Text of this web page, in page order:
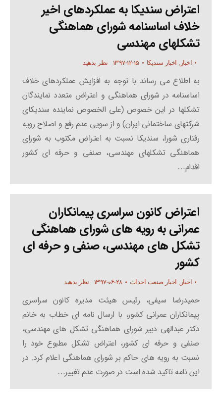
اعتراض سندیکا به عملکردهای اخیر
خلاف اساسنامه شورای هماهنگی
تشکلهای مهندسی
اخبار , اخبار سندیکا ۱۳۹۷-۱۲-۱۵ نظر بدهید
به اطلاع می رساند با توجه به افزایش عملکردهای خلاف
اساسنامه در شورای هماهنگی و اعتراض متعدد نمایندگان
تشکلها در این خصوص (علی الخصوص نماینده سندیکای
شرکتهای ساختمانی ایران) و از سویی عدم رفع و اصلاح رویه
رفتاری شورا، سندیکا نسبت به اعتراض مکتوب به شورای
هماهنگی تشکلهای مهندسی، صنفی و حرفه ای کشور
اقدام…
اعتراض کانون سراسری پیمانکاران
عمرانی به رویه های شورای هماهنگی
تشکل های مهندسی، صنفی و حرفه ای
کشور
اخبار , اخبار صنعت احداث ۱۳۹۷-۰۶-۲۸ نظر بدهید
حمیدرضا سیفی، رئیس هیئت مدیره کانون سراسری
پیمانکاران عمرانی کشور، با ارسال نامه ای خطاب به خانم
دکتر عبدالهی دبیر شورای هماهنگی تشکل های مهندسی،
صنفی و حرفه ای کشور، اعتراض تشکل مطبوع خود را
نسبت به رویه های حاکم بر شورای هماهنگی اعلام کرد. در
این نامه تاکید شده است در صورت عدم تغییر…